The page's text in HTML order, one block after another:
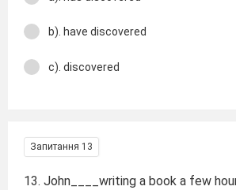
b). have discovered
c). discovered
Запитання 13
13. John____writing a book a few